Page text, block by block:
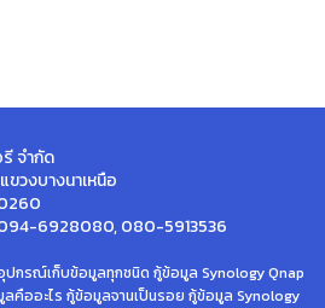
จำกัด
วงบางนาเหนือ
094-6928080, 080-5913536
ปกรณ์เก็บข้อมูลทุกชนิด กู้ข้อมูล Synology Qnap
ออะไร กู้ข้อมูลจานเป็นรอย กู้ข้อมูล Synology